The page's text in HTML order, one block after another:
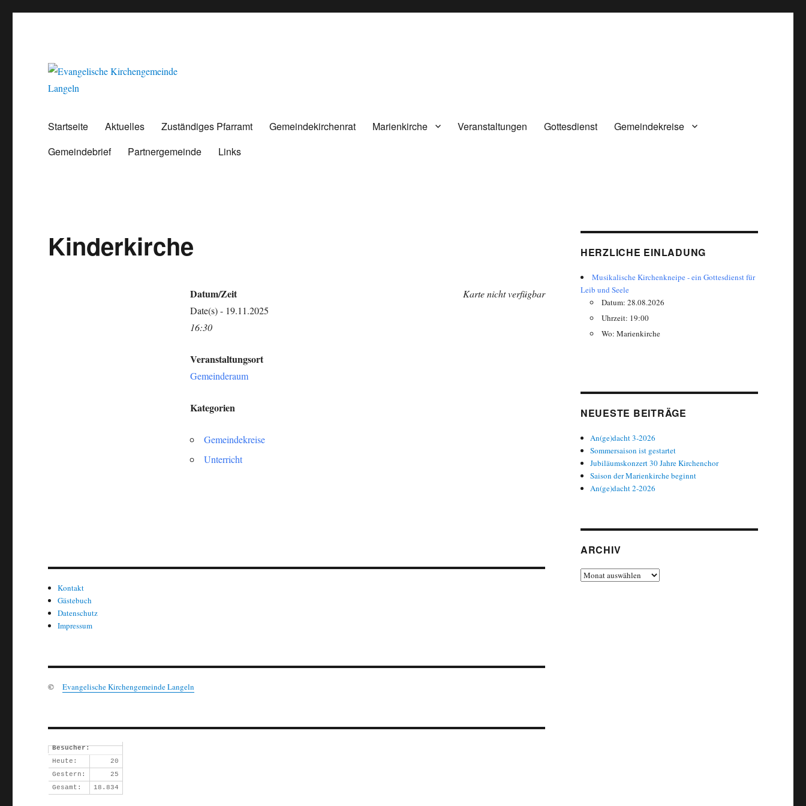
Startseite Aktuelles Zuständiges Pfarramt Gemeindekirchenrat Marienkirche Veranstaltungen Gottesdienst
Gemeindekreise
Gemeindebrief
Partnergemeinde Links
Kinderkirche
Karte nicht verfügbar
Datum/Zeit
Date(s) - 19.11.2025
16:30
Veranstaltungsort
Gemeinderaum
Kategorien
Gemeindekreise
Unterricht
Kontakt
Gästebuch
Datenschutz
Impressum
©Evangelische Kirchengemeinde Langeln
Besucher:
Heute:
20
Gestern:
25
Gesamt:
18.834
HERZLICHE EINLADUNG
Musikalische Kirchenkneipe - ein Gottesdienst für
Leib und Seele
Datum: 28.08.2026
Uhrzeit: 19:00
Wo: Marienkirche
NEUESTE BEITRÄGE
An(ge)dacht 3-2026
Sommersaison ist gestartet
Jubiläumskonzert 30 Jahre Kirchenchor
Saison der Marienkirche beginnt
An(ge)dacht 2-2026
ARCHIV
Archiv